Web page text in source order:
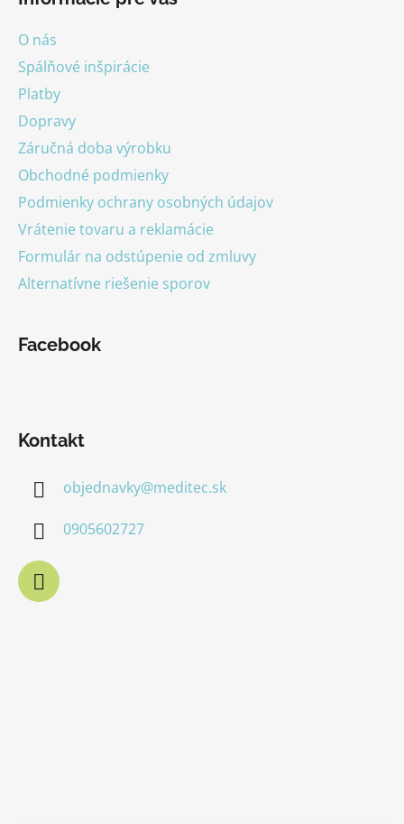
O nás
Spálňové inšpirácie
Platby
Dopravy
Záručná doba výrobku
Obchodné podmienky
Podmienky ochrany osobných údajov
Vrátenie tovaru a reklamácie
Formulár na odstúpenie od zmluvy
Alternatívne riešenie sporov
Facebook
Kontakt
objednavky@meditec.sk
0905602727